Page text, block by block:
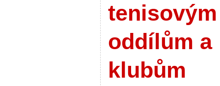
tenisovým
oddílům a
klubům